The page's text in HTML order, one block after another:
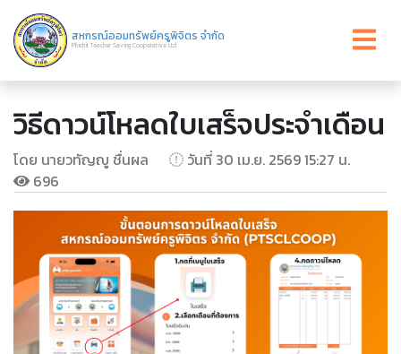
สหกรณ์ออมทรัพย์ครูพิจิตร จำกัด
Phichit Teacher Saving Cooperative Ltd.
วิธีดาวน์โหลดใบเสร็จประจำเดือน
โดย นายวทัญญู ชื่นผล
วันที่ 30 เม.ย. 2569 15:27 น.
696